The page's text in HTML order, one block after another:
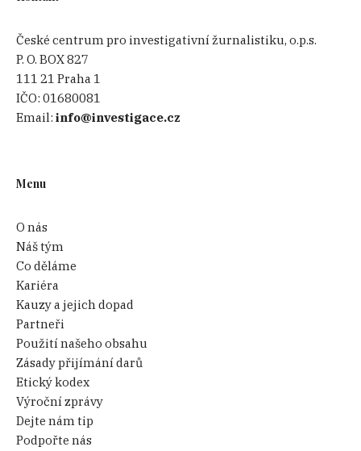
České centrum pro investigativní žurnalistiku, o.p.s.
P. O. BOX 827
111 21 Praha 1
IČO:01680081
Email:info@investigace.cz
Menu
O nás
Náš tým
Co děláme
Kariéra
Kauzy a jejich dopad
Partneři
Použití našeho obsahu
Zásady přijímání darů
Etický kodex
Výroční zprávy
Dejte nám tip
Podpořte nás